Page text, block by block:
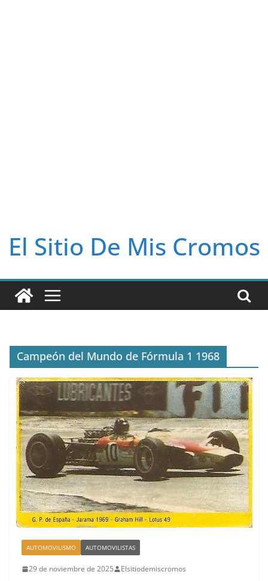
El Sitio De Mis Cromos
Campeón del Mundo de Fórmula 1 1968
AUTOMOVILISMO AUTOMOVILISTAS
29 de noviembre de 2025 Elsitiodemiscromos